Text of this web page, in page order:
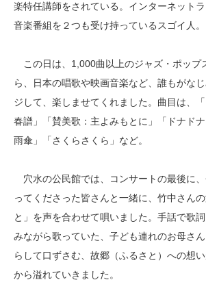
楽特任講師をされている。インターネット
音楽番組を２つも受け持っているスゴイ人。
この日は、1,000曲以上のジャズ・ポップ
ら、日本の唱歌や映画音楽など、誰もがな
ジして、楽しませてくれました。曲目は、
春譜」「賛美歌：主よみもとに」「ドナド
雨傘」「さくらさくら」など。
穴水の公民館では、コンサートの最後に
ってくださった皆さんと一緒に、竹中さん
と」を声を合わせて唄いました。手話で歌
みながら歌っていた、子ども連れのお母さ
らして口ずさむ、故郷（ふるさと）への想
から溢れていきました。